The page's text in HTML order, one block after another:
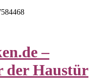
–
der Haustür